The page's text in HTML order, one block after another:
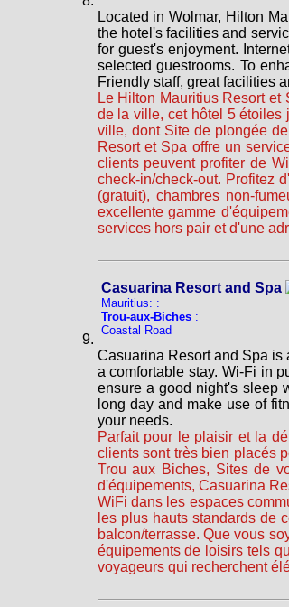
Located in Wolmar, Hilton
the hotel's facilities and
for guest's enjoyment.
selected guestrooms. To
Friendly staff, great facilities
Le Hilton Mauritius Resort
de la ville, cet hôtel 5 étoiles
ville, dont Site de plongée
Resort et Spa offre un
clients peuvent profiter de
check-in/check-out. Profitez
(gratuit), chambres non-
excellente gamme
services hors pair et d'une
Casuarina Resort and Spa
Mauritius: :
Trou-aux-Biches:
Coastal Road
Casuarina Resort and Spa is
a comfortable stay. Wi-Fi in
ensure a good night's sleep
long day and make use of
your needs.
Parfait pour le plaisir et la
clients sont très bien placés
Trou aux Biches, Sites de
d'équipements, Casuarina
WiFi dans les espaces
les plus hauts standards de
balcon/terrasse. Que vous
équipements de loisirs tels
voyageurs qui recherchent